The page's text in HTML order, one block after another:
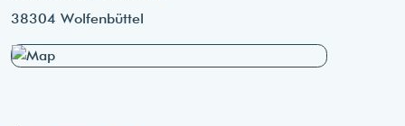
38304 Wolfenbüttel